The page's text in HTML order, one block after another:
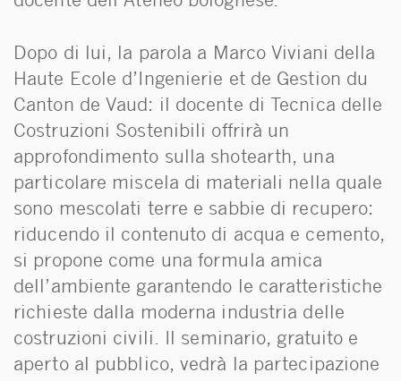
Dopo di lui, la parola a Marco Viviani della
Haute Ecole d’Ingenierie et de Gestion du
Canton de Vaud: il docente di Tecnica delle
Costruzioni Sostenibili offrirà un
approfondimento sulla shotearth, una
particolare miscela di materiali nella quale
sono mescolati terre e sabbie di recupero:
riducendo il contenuto di acqua e cemento,
si propone come una formula amica
dell’ambiente garantendo le caratteristiche
richieste dalla moderna industria delle
costruzioni civili. Il seminario, gratuito e
aperto al pubblico, vedrà la partecipazione